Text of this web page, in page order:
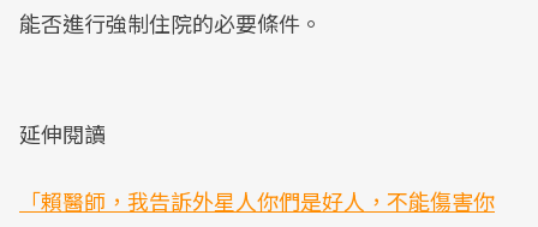
能否進行強制住院的必要條件。
延伸閱讀
「賴醫師，我告訴外星人你們是好人，不能傷害你